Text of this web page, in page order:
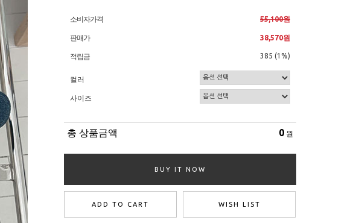
소비자가격 55,100원
판매가 38,570원
적립금 385 (1%)
컬러
사이즈
총 상품금액 0 원
BUY IT NOW
ADD TO CART WISH LIST